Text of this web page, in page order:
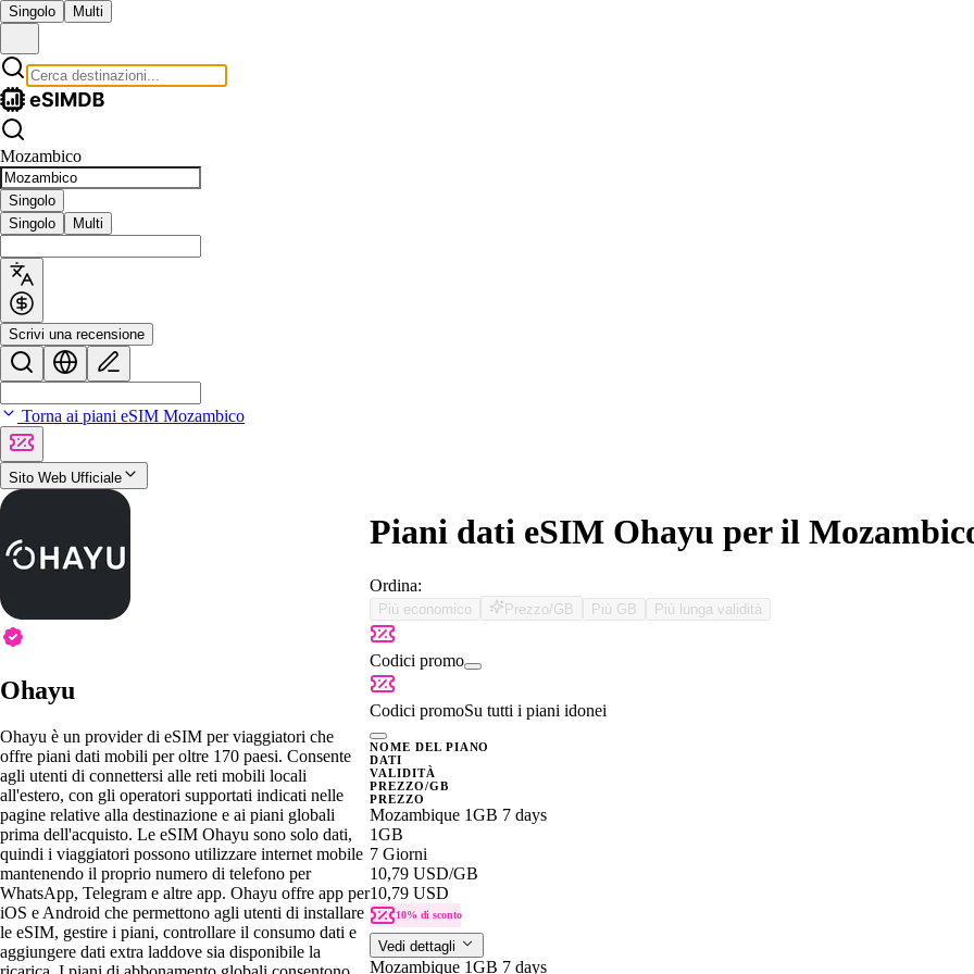
Singolo Multi
Mozambico
Singolo
Singolo
Multi
Scrivi una recensione
Torna ai piani eSIM Mozambico
Sito Web Ufficiale
Ohayu
Ohayu è un provider di eSIM per viaggiatori che
offre piani dati mobili per oltre 170 paesi. Consente
agli utenti di connettersi alle reti mobili locali
all'estero, con gli operatori supportati indicati nelle
pagine relative alla destinazione e ai piani globali
prima dell'acquisto. Le eSIM Ohayu sono solo dati,
quindi i viaggiatori possono utilizzare internet mobile
mantenendo il proprio numero di telefono per
WhatsApp, Telegram e altre app. Ohayu offre app per
iOS e Android che permettono agli utenti di installare
le eSIM, gestire i piani, controllare il consumo dati e
aggiungere dati extra laddove sia disponibile la
Piani dati eSIM Ohayu per il
Ordina:
Più economico Prezzo/GB Più GB Più lunga validità
Codici promo
Codici promoSu tutti i piani idonei
NOME DEL PIANO
DATI
VALIDITÀ
PREZZO/GB
PREZZO
Mozambique 1GB 7 days
1GB
7 Giorni
10,79 USD/GB
10,79 USD
10% di sconto
Vedi dettagli
Mozambique 1GB 7 days